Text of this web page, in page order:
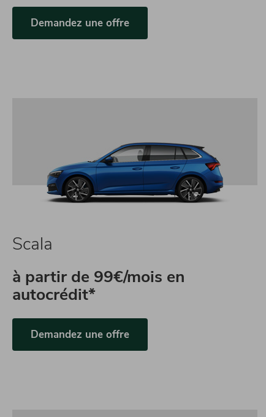
Demandez une offre
Scala
à partir de 99€/mois en
autocrédit*
Demandez une offre